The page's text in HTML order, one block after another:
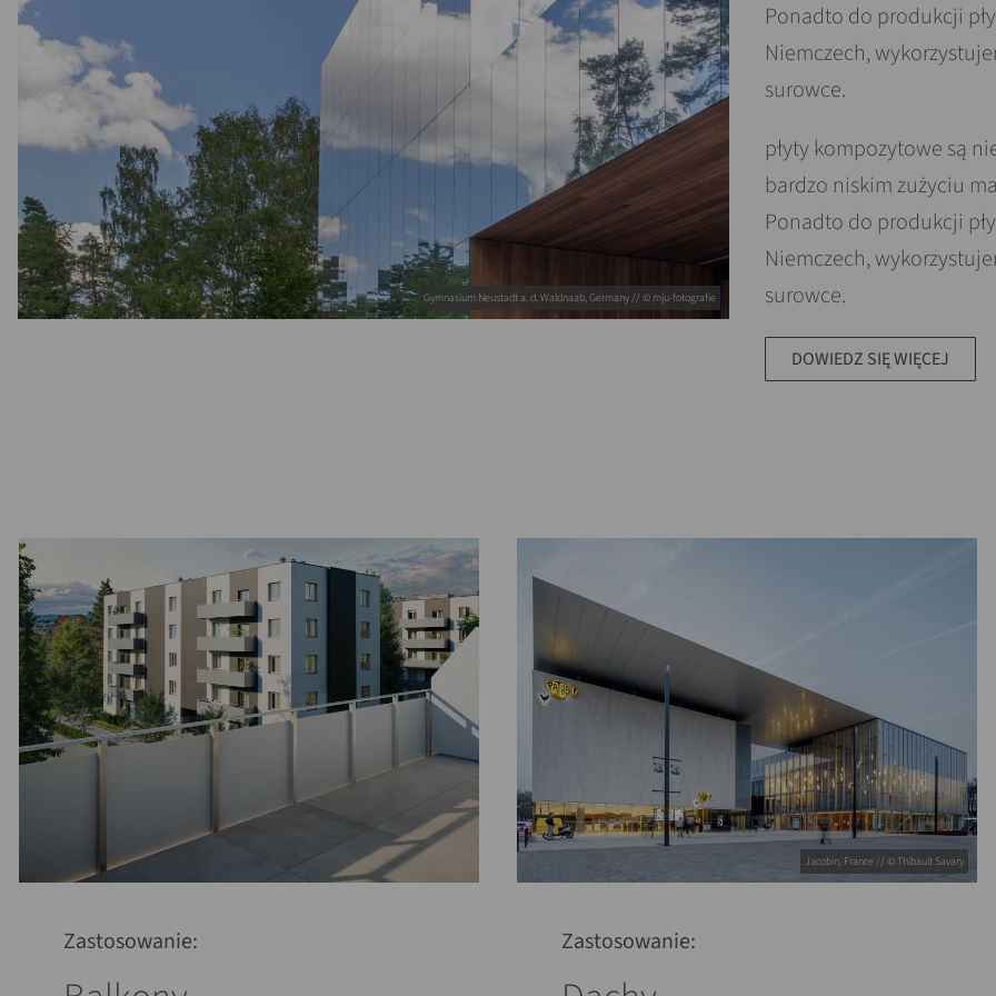
Gymnasium Neustadt a. d. Waldnaab, Germany // © mju-fotografie
Ponadto do produkcji
Niemczech,
surowce.
płyty kompozytowe są
bardzo niskim zużyciu
Ponadto do produkcji
Niemczech,
surowce.
DOWIEDZ SIĘ WIĘCEJ
Zastosowanie:
Jacobin, France // © Thibault Savary
Zastosowanie: